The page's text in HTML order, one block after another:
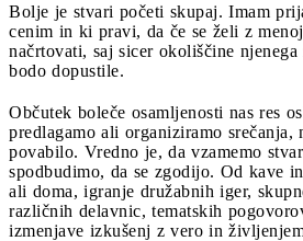
Bolje je stvari početi skupaj. Imam
cenim in ki pravi, da če se želi z
načrtovati, saj sicer okoliščine
bodo dopustile.
Občutek boleče osamljenosti nas res
predlagamo ali organiziramo srečanja,
povabilo. Vredno je, da vzamemo
spodbudimo, da se zgodijo. Od kave
ali doma, igranje družabnih iger,
različnih delavnic, tematskih
izmenjave izkušenj z vero in